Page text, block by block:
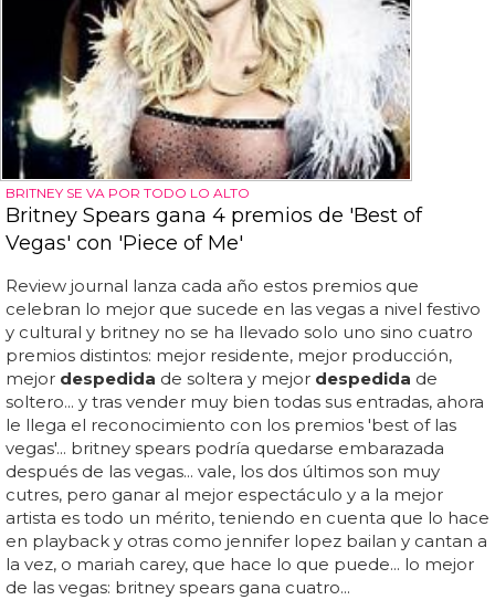
BRITNEY SE VA POR TODO LO ALTO
Britney Spears gana 4 premios de 'Best of
Vegas' con 'Piece of Me'
Review journal lanza cada año estos premios que
celebran lo mejor que sucede en las vegas a nivel festivo
y cultural y britney no se ha llevado solo uno sino cuatro
premios distintos: mejor residente, mejor producción,
mejor despedida de soltera y mejor despedida de
soltero... y tras vender muy bien todas sus entradas, ahora
le llega el reconocimiento con los premios 'best of las
vegas'... britney spears podría quedarse embarazada
después de las vegas... vale, los dos últimos son muy
cutres, pero ganar al mejor espectáculo y a la mejor
artista es todo un mérito, teniendo en cuenta que lo hace
en playback y otras como jennifer lopez bailan y cantan a
la vez, o mariah carey, que hace lo que puede... lo mejor
de las vegas: britney spears gana cuatro...